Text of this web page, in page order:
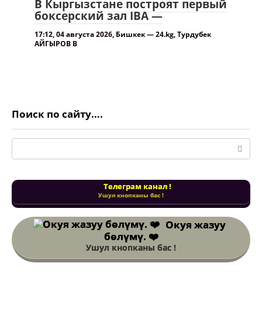
В Кыргызстане построят первый
боксерский зал IBA —
17:12, 04 августа 2026, Бишкек — 24.kg, Турдубек
АЙГЫРОВ В
Поиск по сайту….
Поиск:
Телеграм канал !
Ушул кнопканы бас !
Окуя жазуу
бөлүмү. ❤️
Ушул кнопканы бас !